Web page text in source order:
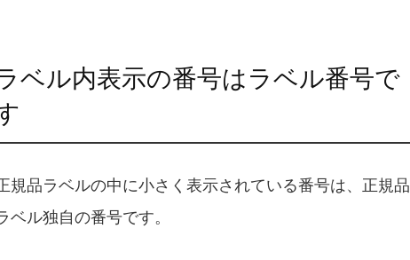
ベル内表示の番号はラベル番号で
規品ラベルの中に小さく表示されている番号は、正規品
ベル独自の番号です。